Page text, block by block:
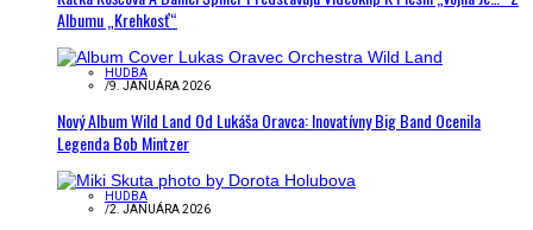
Albumu „Krehkosť“
HUDBA
/9. JANUÁRA 2026
Nový Album Wild Land Od Lukáša Oravca: Inovatívny Big Band Ocenila
Legenda Bob Mintzer
HUDBA
/2. JANUÁRA 2026